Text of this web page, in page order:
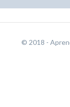
© 2018 -